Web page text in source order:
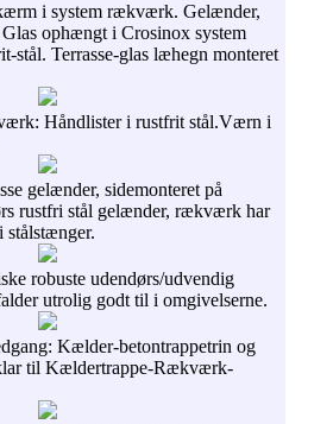
i system rækværk. Gelænder,
ophængt i Crosinox system
stål. Terrasse-glas læhegn monteret
Håndlister i rustfrit stål.Værn i
gelænder, sidemonteret på
rustfri stål gelænder, rækværk har
stålstænger.
robuste udendørs/udvendig
utrolig godt til i omgivelserne.
Kælder-betontrappetrin og
til Kældertrappe-Rækværk-